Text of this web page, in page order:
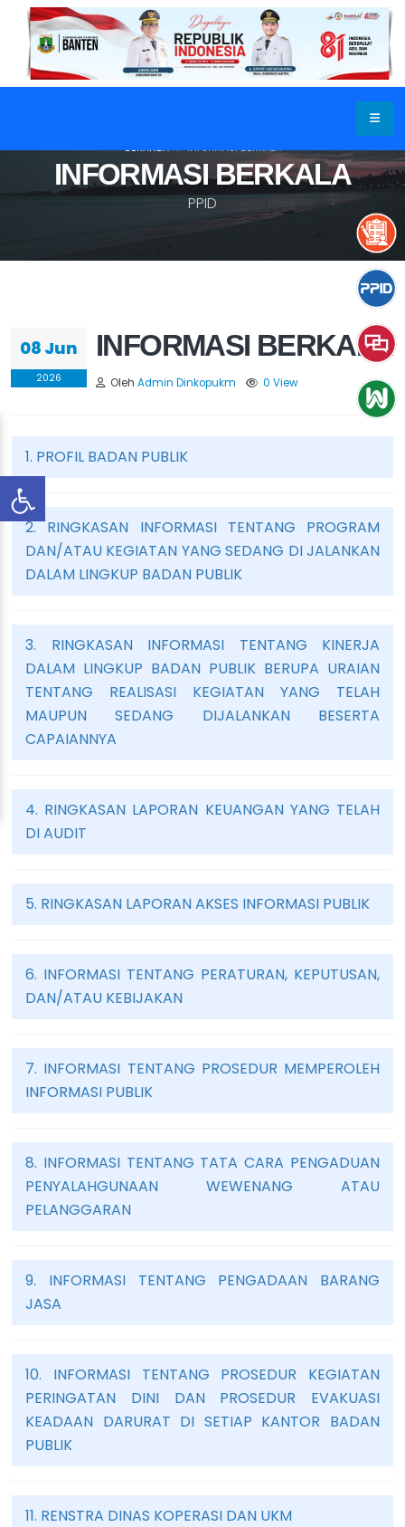
INFORMASI BERKALA
PPID
BERANDA INFORMASI BERKALA
08 Jun
2026
INFORMASI BERKALA
Oleh Admin Dinkopukm 0 View
1. PROFIL BADAN PUBLIK
2. RINGKASAN INFORMASI TENTANG PROGRAM
DAN/ATAU KEGIATAN YANG SEDANG DI JALANKAN
DALAM LINGKUP BADAN PUBLIK
3. RINGKASAN INFORMASI TENTANG KINERJA
DALAM LINGKUP BADAN PUBLIK BERUPA URAIAN
TENTANG REALISASI KEGIATAN YANG TELAH
MAUPUN SEDANG DIJALANKAN BESERTA
CAPAIANNYA
4. RINGKASAN LAPORAN KEUANGAN YANG TELAH
DI AUDIT
5. RINGKASAN LAPORAN AKSES INFORMASI PUBLIK
6. INFORMASI TENTANG PERATURAN, KEPUTUSAN,
DAN/ATAU KEBIJAKAN
7. INFORMASI TENTANG PROSEDUR MEMPEROLEH
INFORMASI PUBLIK
8. INFORMASI TENTANG TATA CARA PENGADUAN
PENYALAHGUNAAN WEWENANG ATAU
PELANGGARAN
9. INFORMASI TENTANG PENGADAAN BARANG
JASA
10. INFORMASI TENTANG PROSEDUR KEGIATAN
PERINGATAN DINI DAN PROSEDUR EVAKUASI
KEADAAN DARURAT DI SETIAP KANTOR BADAN
PUBLIK
11. RENSTRA DINAS KOPERASI DAN UKM